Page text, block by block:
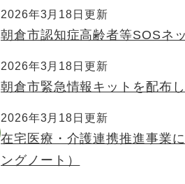
2026年3月18日更新
朝倉市認知症高齢者等SOSネ
2026年3月18日更新
朝倉市緊急情報キットを配布
2026年3月18日更新
在宅医療・介護連携推進事業
ングノート）